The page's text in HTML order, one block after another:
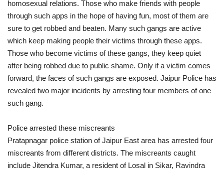
homosexual relations. Those who make friends with people
through such apps in the hope of having fun, most of them are
sure to get robbed and beaten. Many such gangs are active
which keep making people their victims through these apps.
Those who become victims of these gangs, they keep quiet
after being robbed due to public shame. Only if a victim comes
forward, the faces of such gangs are exposed. Jaipur Police has
revealed two major incidents by arresting four members of one
such gang.
Police arrested these miscreants
Pratapnagar police station of Jaipur East area has arrested four
miscreants from different districts. The miscreants caught
include Jitendra Kumar, a resident of Losal in Sikar, Ravindra